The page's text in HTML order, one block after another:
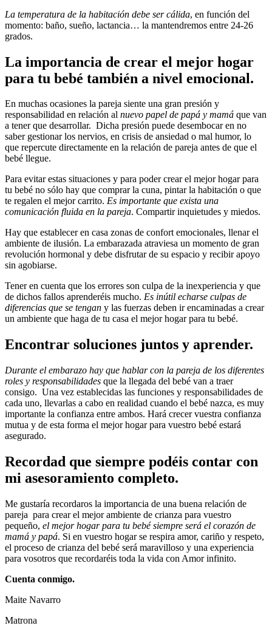
La temperatura de la habitación debe ser cálida, en función del
momento: baño, sueño, lactancia… la mantendremos entre 24-26
grados.
La importancia de crear el mejor hogar
para tu bebé también a nivel emocional.
En muchas ocasiones la pareja siente una gran presión y
responsabilidad en relación al nuevo papel de papá y mamá que van
a tener que desarrollar. Dicha presión puede desembocar en no
saber gestionar los nervios, en crisis de ansiedad o mal humor, lo
que repercute directamente en la relación de pareja antes de que el
bebé llegue.
Para evitar estas situaciones y para poder crear el mejor hogar para
tu bebé no sólo hay que comprar la cuna, pintar la habitación o que
te regalen el mejor carrito. Es importante que exista una
comunicación fluida en la pareja. Compartir inquietudes y miedos.
Hay que establecer en casa zonas de confort emocionales, llenar el
ambiente de ilusión. La embarazada atraviesa un momento de gran
revolución hormonal y debe disfrutar de su espacio y recibir apoyo
sin agobiarse.
Tener en cuenta que los errores son culpa de la inexperiencia y que
de dichos fallos aprenderéis mucho. Es inútil echarse culpas de
diferencias que se tengan y las fuerzas deben ir encaminadas a crear
un ambiente que haga de tu casa el mejor hogar para tu bebé.
Encontrar soluciones juntos y aprender.
Durante el embarazo hay que hablar con la pareja de los diferentes
roles y responsabilidades que la llegada del bebé van a traer
consigo. Una vez establecidas las funciones y responsabilidades de
cada uno, llevarlas a cabo en realidad cuando el bebé nazca, es muy
importante la confianza entre ambos. Hará crecer vuestra confianza
mutua y de esta forma el mejor hogar para vuestro bebé estará
asegurado.
Recordad que siempre podéis contar con
mi asesoramiento completo.
Me gustaría recordaros la importancia de una buena relación de
pareja para crear el mejor ambiente de crianza para vuestro
pequeño, el mejor hogar para tu bebé siempre será el corazón de
mamá y papá. Si en vuestro hogar se respira amor, cariño y respeto,
el proceso de crianza del bebé será maravilloso y una experiencia
para vosotros que recordaréis toda la vida con Amor infinito.
Cuenta conmigo.
Maite Navarro
Matrona